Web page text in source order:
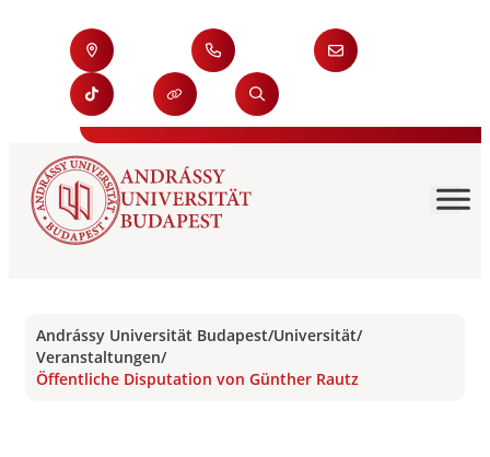
Andrássy Universität Budapest/Universität/
Veranstaltungen/
Öffentliche Disputation von Günther Rautz